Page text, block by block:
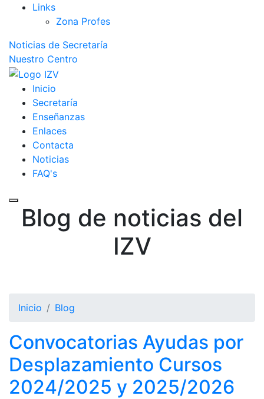
Links
Zona Profes
Noticias de Secretaría
Nuestro Centro
Inicio
Secretaría
Enseñanzas
Enlaces
Contacta
Noticias
FAQ's
Toggle mobile menu
Blog de noticias del
IZV
Inicio Blog
Convocatorias Ayudas por
Desplazamiento Cursos
2024/2025 y 2025/2026